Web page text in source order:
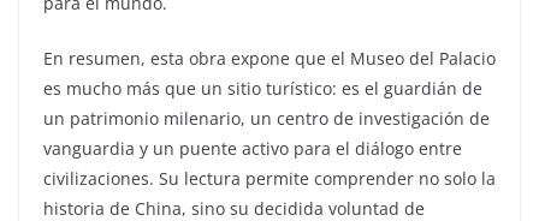
En resumen, esta obra expone que el Museo del Palacio
es mucho más que un sitio turístico: es el guardián de
un patrimonio milenario, un centro de investigación de
vanguardia y un puente activo para el diálogo entre
civilizaciones. Su lectura permite comprender no solo la
historia de China, sino su decidida voluntad de